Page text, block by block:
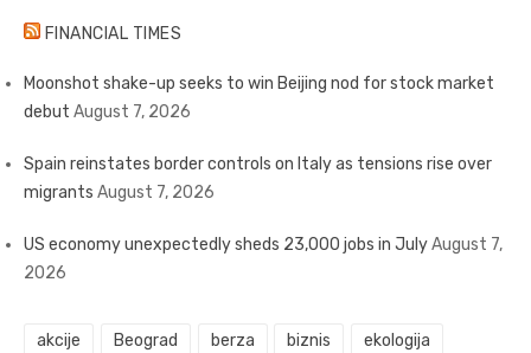
FINANCIAL TIMES
Moonshot shake-up seeks to win Beijing nod for stock market
debut August 7, 2026
Spain reinstates border controls on Italy as tensions rise over
migrants August 7, 2026
US economy unexpectedly sheds 23,000 jobs in JulyAugust 7,
2026
akcije Beograd berza biznis ekologija